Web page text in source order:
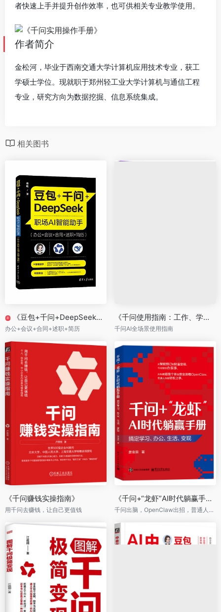
者快速上手并提升创作效率，也可供相关专业教学使用。
作者简介
金松河，毕业于西南交通大学计算机应用技术专业，获工
学硕士学位。现就职于郑州轻工业大学计算机与通信工程
专业，研究方向为数据挖掘、信息系统集成。
相关图书
新 《豆包+千问+DeepSeek职场AI智能助手》
办公+会议+合同+述职+简历
《千问使用指南：工作、学习、生活全场景AI实践》
千问AI全场景使用指南
《千问赚钱实操指南》
用千问去赚钱，让自己更值钱
《千问+“龙虾”AI时代躺赢手册：搞定学习、办公、生活、变现》
千问出脑，OpenClaw出招，普通人的AI时代“躺赢”说明书